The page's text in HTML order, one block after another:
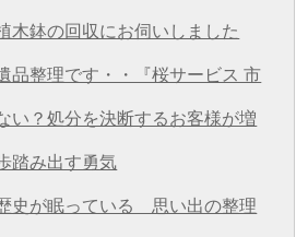
木鉢の回収にお伺いしました
品整理です・・『桜サービス 市
い？処分を決断するお客様が増
踏み出す勇気
史が眠っている 思い出の整理